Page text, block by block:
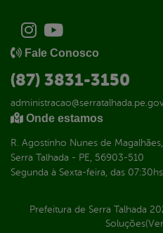
Fale Conosco
(87) 3831-3150
Onde estamos
R. Agostinho Nunes de
Serra Talhada - PE, 56903-510
Segunda à Sexta-feira, das
Prefeitura de Serra Talhada
Soluções